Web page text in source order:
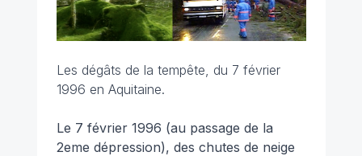
Les dégâts de la tempête, du 7 février
1996 en Aquitaine.
Le 7 février 1996 (au passage de la
2eme dépression), des chutes de neige